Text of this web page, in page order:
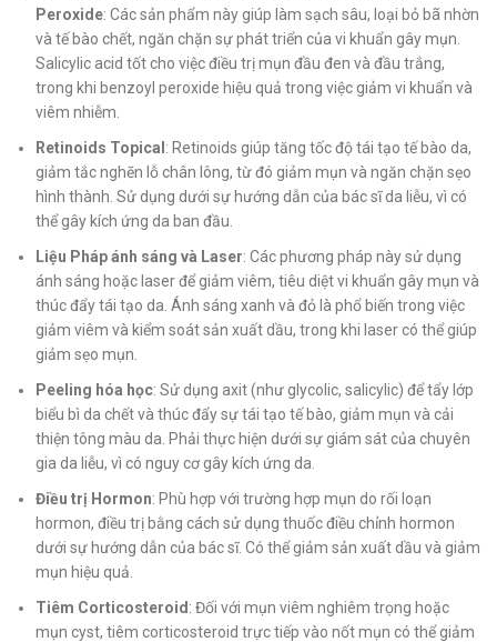
Peroxide: Các sản phẩm này giúp làm sạch sâu, loại bỏ bã nhờn
và tế bào chết, ngăn chặn sự phát triển của vi khuẩn gây mụn.
Salicylic acid tốt cho việc điều trị mụn đầu đen và đầu trắng,
trong khi benzoyl peroxide hiệu quả trong việc giảm vi khuẩn và
viêm nhiễm.
Retinoids Topical : Retinoids giúp tăng tốc độ tái tạo tế bào da,
giảm tắc nghẽn lỗ chân lông, từ đó giảm mụn và ngăn chặn sẹo
hình thành. Sử dụng dưới sự hướng dẫn của bác sĩ da liễu, vì có
thể gây kích ứng da ban đầu.
Liệu Pháp ánh sáng và Laser: Các phương pháp này sử dụng
ánh sáng hoặc laser để giảm viêm, tiêu diệt vi khuẩn gây mụn và
thúc đẩy tái tạo da. Ánh sáng xanh và đỏ là phổ biến trong việc
giảm viêm và kiểm soát sản xuất dầu, trong khi laser có thể giúp
giảm sẹo mụn.
Peeling hóa học: Sử dụng axit (như glycolic, salicylic) để tẩy lớp
biểu bì da chết và thúc đẩy sự tái tạo tế bào, giảm mụn và cải
thiện tông màu da. Phải thực hiện dưới sự giám sát của chuyên
gia da liễu, vì có nguy cơ gây kích ứng da.
Điều trị Hormon: Phù hợp với trường hợp mụn do rối loạn
hormon, điều trị bằng cách sử dụng thuốc điều chỉnh hormon
dưới sự hướng dẫn của bác sĩ. Có thể giảm sản xuất dầu và giảm
mụn hiệu quả.
Tiêm Corticosteroid : Đối với mụn viêm nghiêm trọng hoặc
mụn cyst, tiêm corticosteroid trực tiếp vào nốt mụn có thể giảm